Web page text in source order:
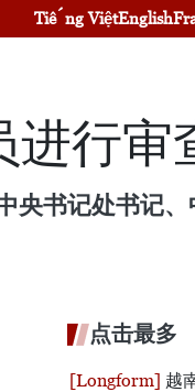
Tiếng ViệtEnglish
进行审
央书记处书记
点击最多
越